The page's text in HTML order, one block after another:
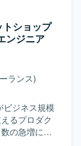
理解と知
Storage、
スは
ており、ミ
Valkey、
はLaravel
8.4-
Code、
発・設計手法
クチャを採
Claude、
トショップ
ンジニア
ランス)
ビジネス規模
るプロダク
の急増に対